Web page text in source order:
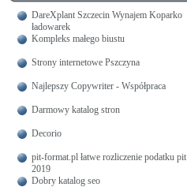
DareXplant Szczecin Wynajem Koparko
ładowarek
Kompleks małego biustu
Strony internetowe Pszczyna
Najlepszy Copywriter - Współpraca
Darmowy katalog stron
Decorio
pit-format.pl łatwe rozliczenie podatku pit
2019
Dobry katalog seo